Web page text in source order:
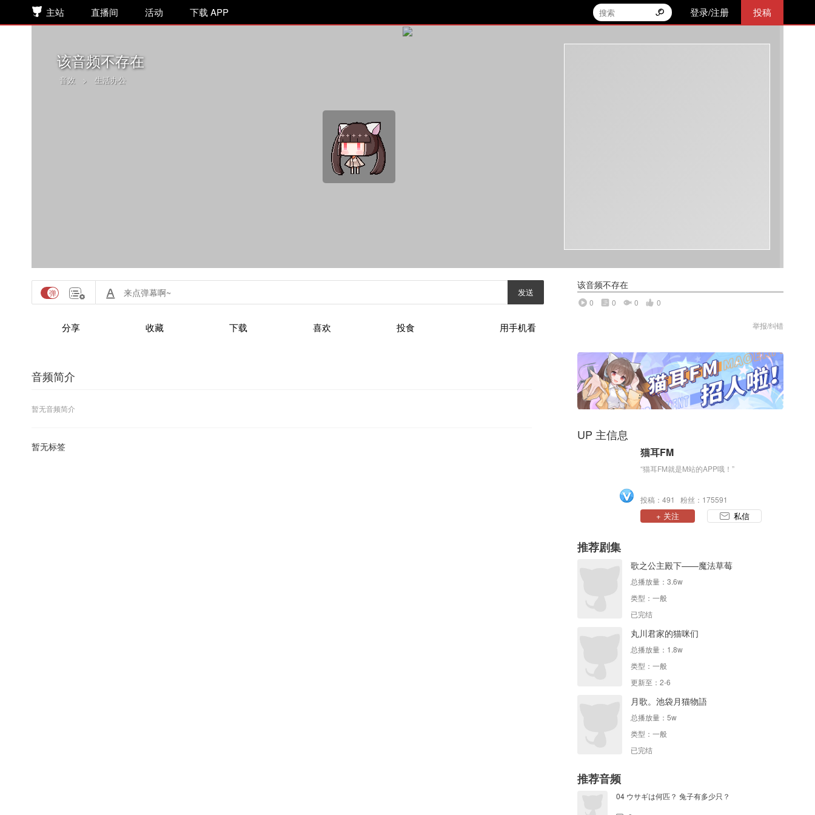
主站 直播间 活动 下载 APP 登录/注册 投稿
该音频不存在
音效 > 生活办公
发送
分享 收藏 下载 喜欢 投食 用手机看
该音频不存在
0 0 0 0
举报/纠错
音频简介
暂无音频简介
暂无标签
UP 主信息
猫耳FM
“猫耳FM就是M站的APP哦！”
投稿：491 粉丝：175591
+ 关注 私信
推荐剧集
歌之公主殿下——魔法草莓
总播放量： 3.6w
类型： 一般
已完结
丸川君家的猫咪们
总播放量： 1.8w
类型： 一般
更新至：2-6
月歌。池袋月猫物語
总播放量： 5w
类型： 一般
已完结
推荐音频
04 ウサギは何匹？ 兔子有多少只？